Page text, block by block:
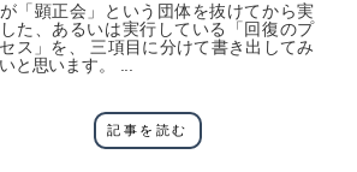
「顕正会」という団体を抜けてから実
た、あるいは実行している「回復のプ
ス」を、 三項目に分けて書き出してみ
と思います。 ...
記事を読む